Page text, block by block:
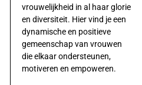
vrouwelijkheid in al haar glorie
en diversiteit. Hier vind je een
dynamische en positieve
gemeenschap van vrouwen
die elkaar ondersteunen,
motiveren en empoweren.